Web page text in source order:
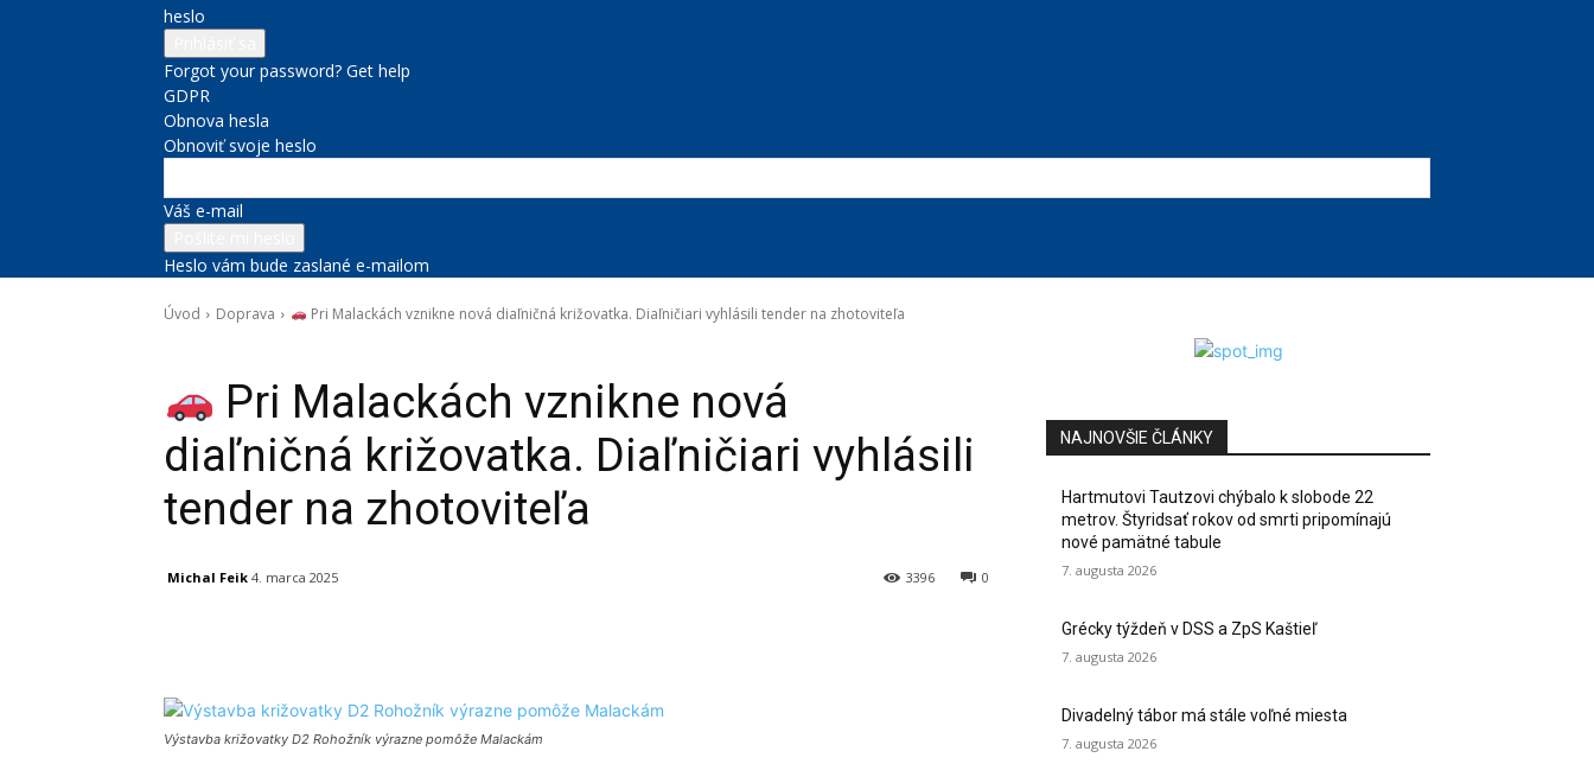
heslo
Forgot your password? Get help
GDPR
Obnova hesla
Obnoviť svoje heslo
Váš e-mail
Heslo vám bude zaslané e-mailom
Úvod Doprava Pri Malackách vznikne nová diaľničná križovatka. Diaľničiari vyhlásili tender na zhotoviteľa
Pri Malackách vznikne nová
diaľničná križovatka. Diaľničiari vyhlásili
tender na zhotoviteľa
Michal Feik 4. marca 2025 0
3396
Výstavba križovatky D2 Rohožník výrazne pomôže Malackám
NAJNOVŠIE ČLÁNKY
Hartmutovi Tautzovi chýbalo k slobode 22
metrov. Štyridsať rokov od smrti pripomínajú
nové pamätné tabule
7. augusta 2026
Grécky týždeň v DSS a ZpS Kaštieľ
7. augusta 2026
Divadelný tábor má stále voľné miesta
7. augusta 2026